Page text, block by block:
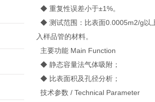
◆ 重复性误差小于±1%。
◆ 测试范围：比表面0.0005m2/g以
入样品管的材料。
主要功能 Main Function
◆ 静态容量法气体吸附；
◆ 比表面积及孔径分析；
技术参数 / Technical Parameter